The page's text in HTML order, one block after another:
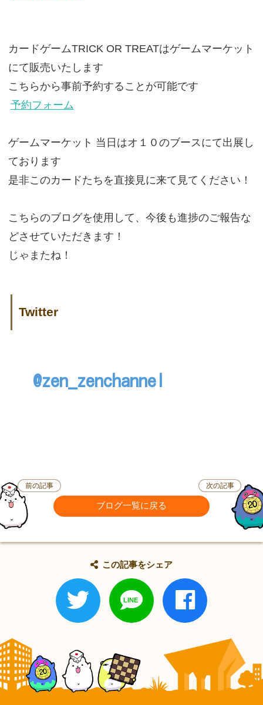
カードゲームTRICK OR TREATはゲームマーケット
にて販売いたします
こちらから事前予約することが可能です
予約フォーム
ゲームマーケット 当日はオ１０のブースにて出展し
ております
是非このカードたちを直接見に来て見てください！
こちらのブログを使用して、今後も進捗のご報告な
どさせていただきます！
じゃまたね！
Twitter
前の記事
ブログ一覧に戻る
次の記事
この記事をシェア